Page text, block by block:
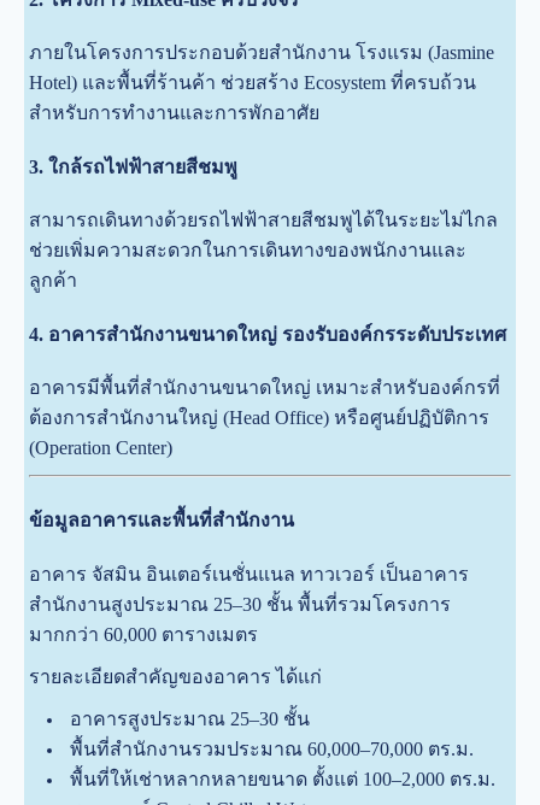
ภายในโครงการประกอบด้วยสำนักงาน โรงแรม (Jasmine
Hotel) และพื้นที่ร้านค้า ช่วยสร้าง Ecosystem ที่ครบถ้วน
สำหรับการทำงานและการพักอาศัย
3. ใกล้รถไฟฟ้าสายสีชมพู
สามารถเดินทางด้วยรถไฟฟ้าสายสีชมพูได้ในระยะไม่ไกล
ช่วยเพิ่มความสะดวกในการเดินทางของพนักงานและ
ลูกค้า
4. อาคารสำนักงานขนาดใหญ่ รองรับองค์กรระดับประเทศ
อาคารมีพื้นที่สำนักงานขนาดใหญ่ เหมาะสำหรับองค์กรที่
ต้องการสำนักงานใหญ่ (Head Office) หรือศูนย์ปฏิบัติการ
(Operation Center)
ข้อมูลอาคารและพื้นที่สำนักงาน
อาคาร จัสมิน อินเตอร์เนชั่นแนล ทาวเวอร์ เป็นอาคาร
สำนักงานสูงประมาณ 25–30 ชั้น พื้นที่รวมโครงการ
มากกว่า 60,000 ตารางเมตร
รายละเอียดสำคัญของอาคาร ได้แก่
อาคารสูงประมาณ 25–30 ชั้น
พื้นที่สำนักงานรวมประมาณ 60,000–70,000 ตร.ม.
พื้นที่ให้เช่าหลากหลายขนาด ตั้งแต่ 100–2,000 ตร.ม.